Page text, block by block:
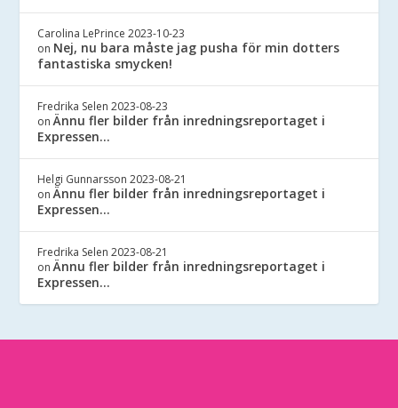
Carolina LePrince 2023-10-23
on Nej, nu bara måste jag pusha för min dotters
fantastiska smycken!
Fredrika Selen 2023-08-23
onÄnnu fler bilder från inredningsreportaget i
Expressen…
Helgi Gunnarsson 2023-08-21
onÄnnu fler bilder från inredningsreportaget i
Expressen…
Fredrika Selen 2023-08-21
onÄnnu fler bilder från inredningsreportaget i
Expressen…